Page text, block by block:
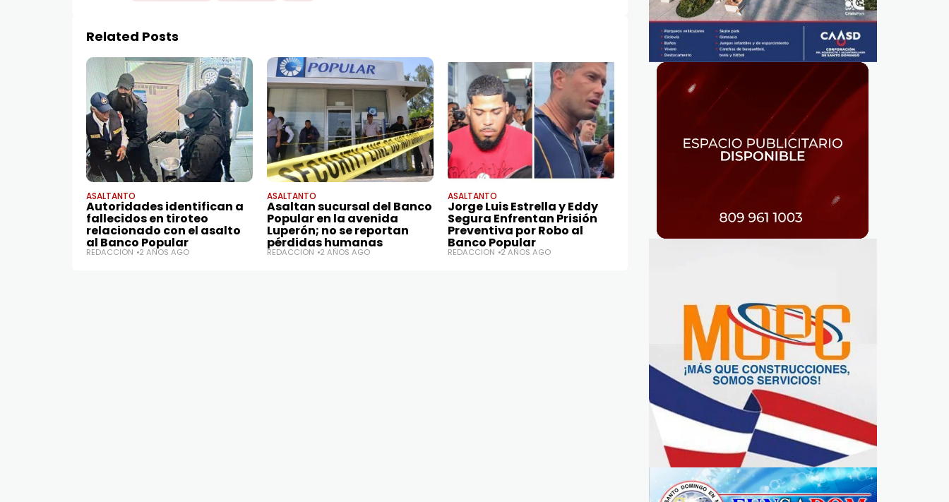
Related Posts
ASALTANTO
Autoridades identifican a
fallecidos en tiroteo
relacionado con el asalto
al Banco Popular
REDACCIÓN 2 AÑOS AGO
ASALTANTO
Asaltan sucursal del Banco
Popular en la avenida
Luperón; no se reportan
pérdidas humanas
REDACCIÓN 2 AÑOS AGO
ASALTANTO
Jorge Luis Estrella y Eddy
Segura Enfrentan Prisión
Preventiva por Robo al
Banco Popular
REDACCIÓN 2 AÑOS AGO